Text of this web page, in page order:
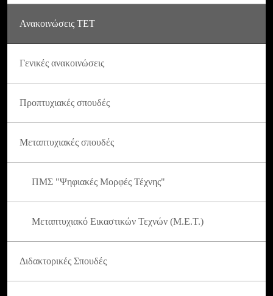
Ανακοινώσεις ΤΕΤ
Γενικές ανακοινώσεις
Προπτυχιακές σπουδές
Μεταπτυχιακές σπουδές
ΠΜΣ "Ψηφιακές Μορφές Τέχνης"
Μεταπτυχιακό Εικαστικών Τεχνών (Μ.Ε.Τ.)
Διδακτορικές Σπουδές